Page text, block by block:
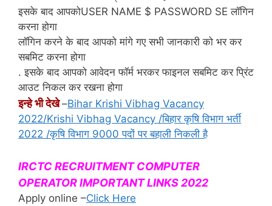
इसके बाद आपकोUSER NAME $ PASSWORD SE लॉगिन
करना होगा
लॉगिन करने के बाद आपको मांगे गए सभी जानकारी को भर कर
सबमिट करना होगा
. इसके बाद आपको आवेदन फॉर्म भरकर फाइनल सबमिट कर प्रिंट
आउट निकल कर रखना होगा
इन्हे भी देखे–Bihar Krishi Vibhag Vacancy
2022/Krishi Vibhag Vacancy /बिहार कृषि विभाग भर्ती
2022 /कृषि विभाग 9000 पदों पर बहाली निकली है
IRCTC RECRUITMENT COMPUTER
OPERATOR IMPORTANT LINKS 2022
Apply online –Click Here